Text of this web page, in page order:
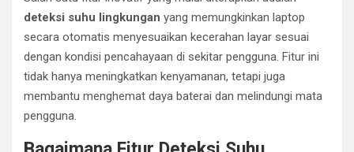
deteksi suhu lingkungan yang memungkinkan laptop
secara otomatis menyesuaikan kecerahan layar sesuai
dengan kondisi pencahayaan di sekitar pengguna. Fitur ini
tidak hanya meningkatkan kenyamanan, tetapi juga
membantu menghemat daya baterai dan melindungi mata
pengguna.